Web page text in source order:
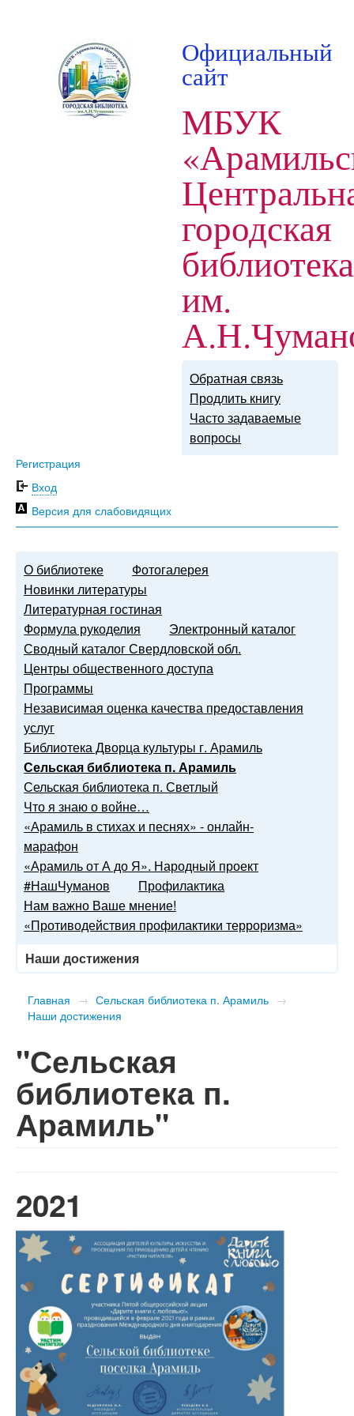
Официальный
сайт
МБУК
городская
библиотека
им.
Обратная связь
Продлить книгу
Часто задаваемые
вопросы
Регистрация
Вход
Версия для слабовидящих
О библиотеке
Фотогалерея
Новинки литературы
Литературная гостиная
Формула рукоделия
Электронный каталог
Сводный каталог Свердловской обл.
Центры общественного доступа
Программы
Независимая оценка качества предоставления
услуг
Библиотека Дворца культуры г. Арамиль
Сельская библиотека п. Арамиль
Сельская библиотека п. Светлый
Что я знаю о войне…
«Арамиль в стихах и песнях» - онлайн-
марафон
«Арамиль от А до Я». Народный проект
#НашЧуманов
Профилактика
Нам важно Ваше мнение!
«Противодействия профилактики терроризма»
Наши достижения
Главная → Сельская библиотека п. Арамиль →
Наши достижения
"Сельская
библиотека п.
Арамиль"
2021